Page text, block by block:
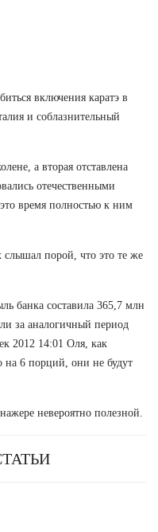
включения каратэ в
и соблазнительный
а вторая отставлена
отечественными
время полностью к ним
порой, что это те же
банка составила 365,7 млн
за аналогичный период
2012 14:01 Оля, как
на 6 порций, они не будут
невероятно полезной.